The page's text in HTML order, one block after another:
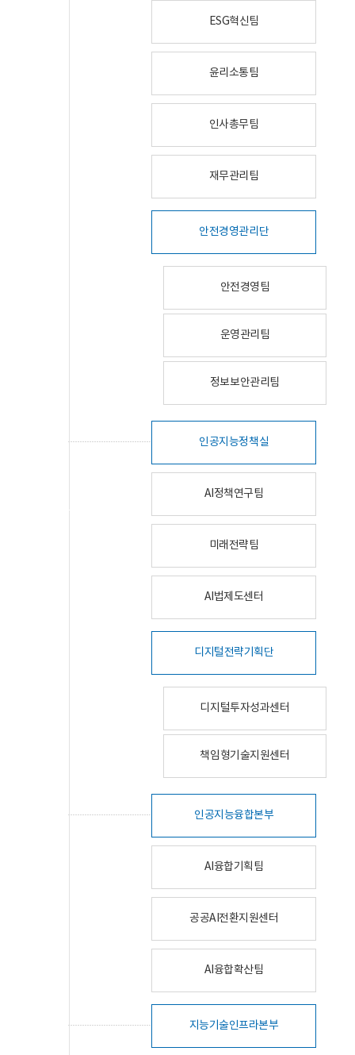
ESG혁신팀
윤리소통팀
인사총무팀
재무관리팀
안전경영관리단
안전경영팀
운영관리팀
정보보안관리팀
인공지능정책실
AI정책연구팀
미래전략팀
AI법제도센터
디지털전략기획단
디지털투자성과센터
책임형기술지원센터
인공지능융합본부
AI융합기획팀
공공AI전환지원센터
AI융합확산팀
지능기술인프라본부